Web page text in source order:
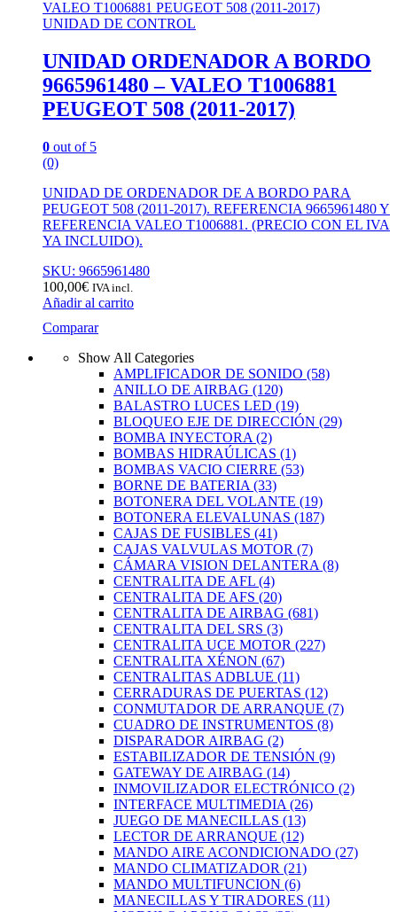
UNIDAD DE CONTROL
UNIDAD ORDENADOR A BORDO
9665961480 – VALEO T1006881
PEUGEOT 508 (2011-2017)
0 out of 5
(0)
UNIDAD DE ORDENADOR DE A BORDO PARA
PEUGEOT 508 (2011-2017). REFERENCIA 9665961480 Y
REFERENCIA VALEO T1006881. (PRECIO CON EL IVA
YA INCLUIDO).
SKU: 9665961480
100,00€ IVA incl.
Añadir al carrito
Comparar
Show All Categories
AMPLIFICADOR DE SONIDO (58)
ANILLO DE AIRBAG (120)
BALASTRO LUCES LED (19)
BLOQUEO EJE DE DIRECCIÓN (29)
BOMBA INYECTORA (2)
BOMBAS HIDRAÚLICAS (1)
BOMBAS VACIO CIERRE (53)
BORNE DE BATERIA (33)
BOTONERA DEL VOLANTE (19)
BOTONERA ELEVALUNAS (187)
CAJAS DE FUSIBLES (41)
CAJAS VALVULAS MOTOR (7)
CÁMARA VISION DELANTERA (8)
CENTRALITA DE AFL (4)
CENTRALITA DE AFS (20)
CENTRALITA DE AIRBAG (681)
CENTRALITA DEL SRS (3)
CENTRALITA UCE MOTOR (227)
CENTRALITA XÉNON (67)
CENTRALITAS ADBLUE (11)
CERRADURAS DE PUERTAS (12)
CONMUTADOR DE ARRANQUE (7)
CUADRO DE INSTRUMENTOS (8)
DISPARADOR AIRBAG (2)
ESTABILIZADOR DE TENSIÓN (9)
GATEWAY DE AIRBAG (14)
INMOVILIZADOR ELECTRÓNICO (2)
INTERFACE MULTIMEDIA (26)
JUEGO DE MANECILLAS (13)
LECTOR DE ARRANQUE (12)
MANDO AIRE ACONDICIONADO (27)
MANDO CLIMATIZADOR (21)
MANDO MULTIFUNCION (6)
MANECILLAS Y TIRADORES (11)